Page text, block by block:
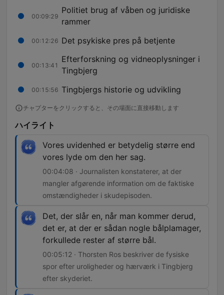
00:09:29
Politiet brug af våben og juridiske
rammer
00:12:26 Det psykiske pres på betjente
00:13:41
Efterforskning og vidneoplysninger i
Tingbjerg
00:15:56 Tingbjergs historie og udvikling
チャプターをクリックすると、その場面に直接移動します
ハイライト
Vores uvidenhed er betydelig større end
vores lyde om den her sag.
00:04:08 · Journalisten konstaterer, at der
mangler afgørende information om de faktiske
omstændigheder i skudepisoden.
Det, der slår en, når man kommer derud,
det er, at der er sådan nogle bålplamager,
forkullede rester af større bål.
00:05:12 · Thorsten Ros beskriver de fysiske
spor efter uroligheder og hærværk i Tingbjerg
efter skyderiet.